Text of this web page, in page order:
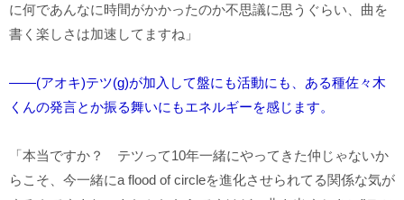
に何であんなに時間がかかったのか不思議に思うぐらい、曲を
書く楽しさは加速してますね」
――(アオキ)テツ(g)が加入して盤にも活動にも、ある種佐々木
くんの発言とか振る舞いにもエネルギーを感じます。
「本当ですか？ テツって10年一緒にやってきた仲じゃないか
らこそ、今一緒にa flood of circleを進化させられてる関係な気が